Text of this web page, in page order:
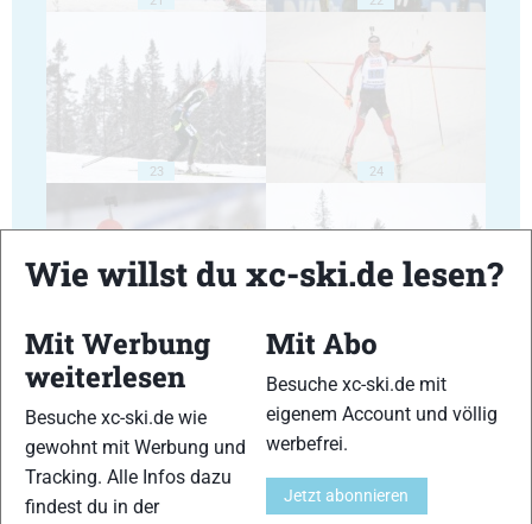
23 24
25 26
27 28
Wie willst du xc-ski.de lesen?
Mit Werbung
weiterlesen
Besuche xc-ski.de wie
gewohnt mit Werbung und
Tracking. Alle Infos dazu
findest du in der
Mit Abo
Besuche xc-ski.de mit
eigenem Account und völlig
werbefrei.
Jetzt abonnieren